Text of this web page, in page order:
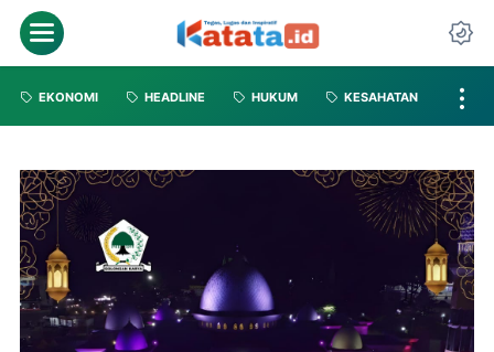
EKONOMI HEADLINE HUKUM KESAHATAN